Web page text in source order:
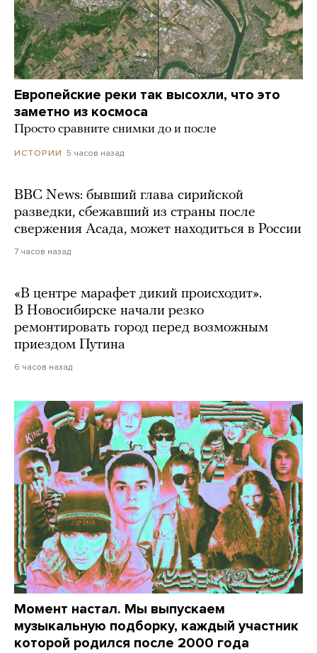
Европейские реки так высохли, что это
заметно из космоса
Просто сравните снимки до и после
ИСТОРИИ 5 часов назад
BBC News: бывший глава сирийской
разведки, сбежавший из страны после
свержения Асада, может находиться в России
7 часов назад
«В центре марафет дикий происходит».
В Новосибирске начали резко
ремонтировать город перед возможным
приездом Путина
6 часов назад
Момент настал. Мы выпускаем
музыкальную подборку, каждый участник
которой родился после 2000 года